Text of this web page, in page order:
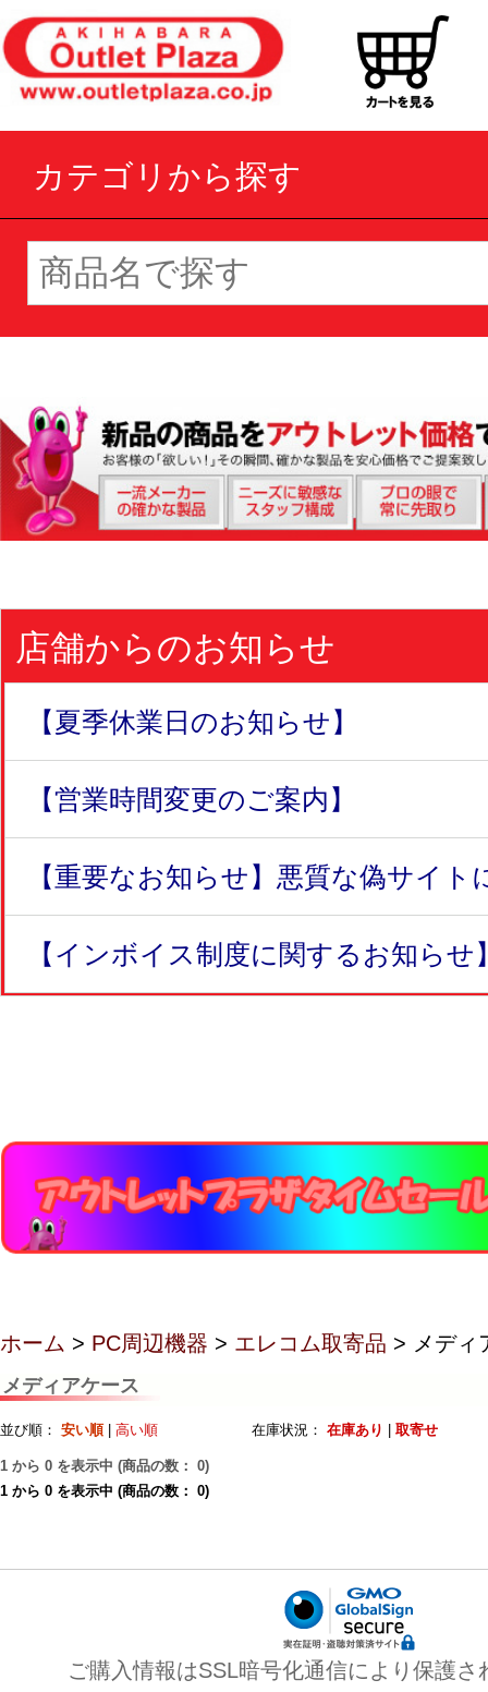
カテゴリから探す
店舗からのお知らせ
【夏季休業日のお知らせ】
【営業時間変更のご案内】
【重要なお知らせ】悪質な偽サイト
【インボイス制度に関するお知らせ
ホーム > PC周辺機器 > エレコム取寄品 > メディ
メディアケース
並び順： 安い順| 高い順 在庫状況： 在庫あり 取寄せ
1 から 0 を表示中 (商品の数： 0)
1 から 0 を表示中 (商品の数： 0)
ご購入情報はSSL暗号化通信により保護さ